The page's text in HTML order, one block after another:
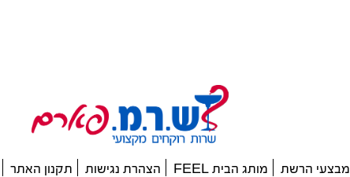
מבצעי הרשת מותג הבית FEEL הצהרת נגישות תקנון האתר